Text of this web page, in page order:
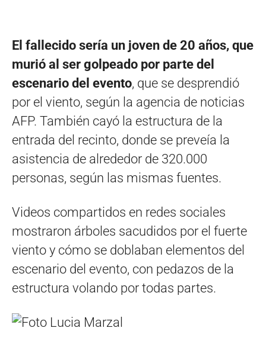
El fallecido sería un joven de 20 años, que
murió al ser golpeado por parte del
escenario del evento, que se desprendió
por el viento, según la agencia de noticias
AFP. También cayó la estructura de la
entrada del recinto, donde se preveía la
asistencia de alrededor de 320.000
personas, según las mismas fuentes.
Videos compartidos en redes sociales
mostraron árboles sacudidos por el fuerte
viento y cómo se doblaban elementos del
escenario del evento, con pedazos de la
estructura volando por todas partes.